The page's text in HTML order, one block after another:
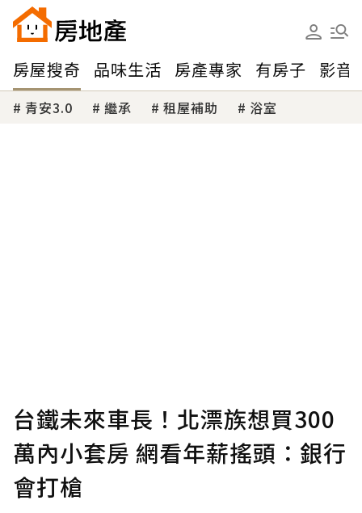
房屋搜奇 品味生活 房產專家 有房子 影音
青安3.0 繼承 租屋補助 浴室
台鐵未來車長！北漂族想買300
萬內小套房 網看年薪搖頭：銀行
會打槍